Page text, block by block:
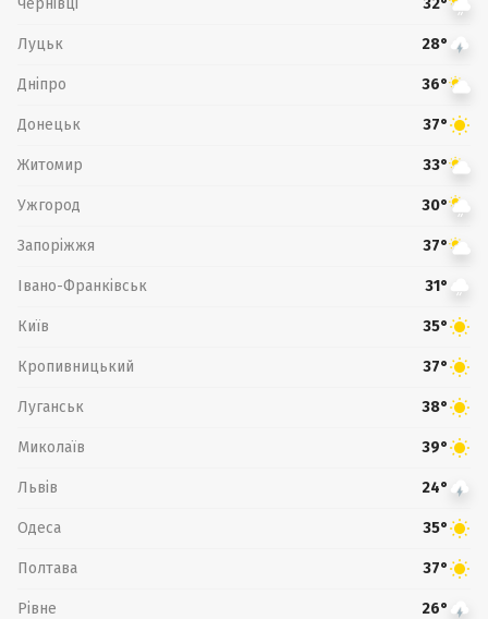
32°
Луцьк 28°
Дніпро 36°
Донецьк 37°
Житомир 33°
Ужгород 30°
Запоріжжя 37°
Івано-Франківськ 31°
Київ 35°
Кропивницький 37°
Луганськ 38°
Миколаїв 39°
Львів 24°
Одеса 35°
Полтава 37°
Рівне 26°